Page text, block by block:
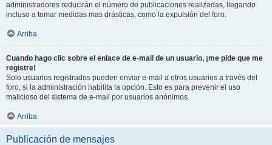
administradores reducirán el número de publicaciones realizadas, llegando
incluso a tomar medidas mas drásticas, como la expulsión del foro.
Arriba
Cuando hago clic sobre el enlace de e-mail de un usuario, ¡me pide que me
registre!
Solo usuarios registrados pueden enviar e-mail a otros usuarios a través del
foro, si la administración habilita la opción. Esto es para prevenir el uso
malicioso del sistema de e-mail por usuarios anónimos.
Arriba
Publicación de mensajes